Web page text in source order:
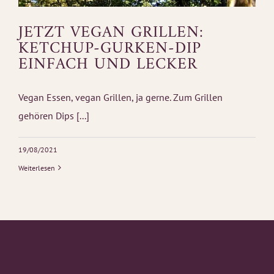
JETZT VEGAN GRILLEN:
KETCHUP-GURKEN-DIP
EINFACH UND LECKER
Vegan Essen, vegan Grillen, ja gerne. Zum Grillen
gehören Dips [...]
19/08/2021
Weiterlesen